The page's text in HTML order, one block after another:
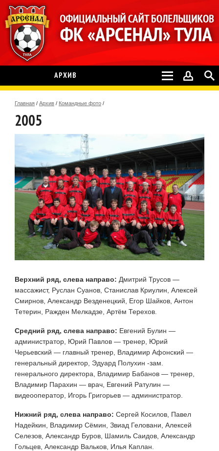
АРХИВ
Главная / Архив / Командные фото /
2005
Верхний ряд, слева направо: Дмитрий Трусов —
массажист, Руслан Суанов, Станислав Криулин, Алексей
Смирнов, Александр Везденецкий, Егор Шайков, Антон
Тетерин, Ражден Мелкадзе, Артём Терехов.
Средний ряд, слева направо: Евгений Булин —
администратор, Юрий Павлов — тренер, Юрий
Черьевский — главный тренер, Владимир Афонский —
генеральный директор, Эдуард Полухин -зам.
генерального директора, Владимир Бабанов — тренер,
Владимир Парахин — врач, Евгений Ратулин —
видеооператор, Игорь Григорьев — администратор.
Нижний ряд, слева направо: Сергей Косилов, Павел
Надейкин, Владимир Сёмин, Звиад Геловани, Алексей
Селезов, Александр Буров, Шамиль Саидов, Александр
Гольцев, Александр Вальков, Илья Каплан.